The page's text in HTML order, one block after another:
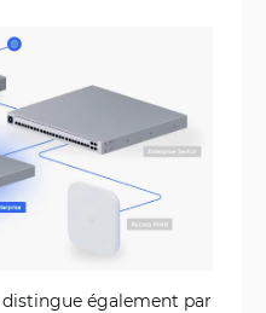
distingue également par